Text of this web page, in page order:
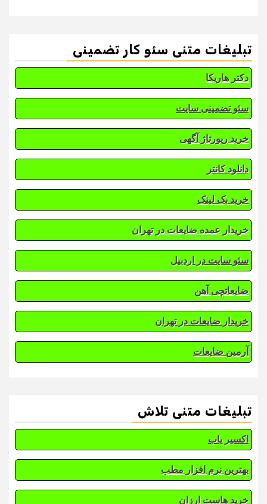
تبلیغات متنی سئو کار تضمینی
دکتر هاریکا
سئو تضمینی سایت
خرید رپورتاژ آگهی
دانلود کانتر
خرید بک لینک
خریدار عمده ضایعات در تهران
سئو سایت در اردبیل
ضایعاتچی آهن
خریدار ضایعات در تهران
آرمین ضایعات
تبلیغات متنی تلاش
اکسیر یاب
بهترین نرم افزار مطب
خرید هاست ارزان